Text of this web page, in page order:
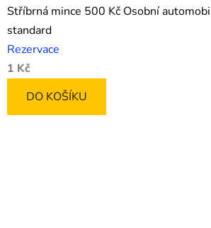
Stříbrná mince 500 Kč Osobní
standard
Rezervace
1 Kč
DO KOŠÍKU